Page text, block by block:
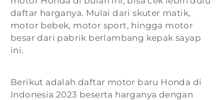
daftar harganya. Mulai dari skuter matik,
motor bebek, motor sport, hingga motor
besar dari pabrik berlambang kepak sayap
ini.
Berikut adalah daftar motor baru Honda di
Indonesia 2023 beserta harganya dengan